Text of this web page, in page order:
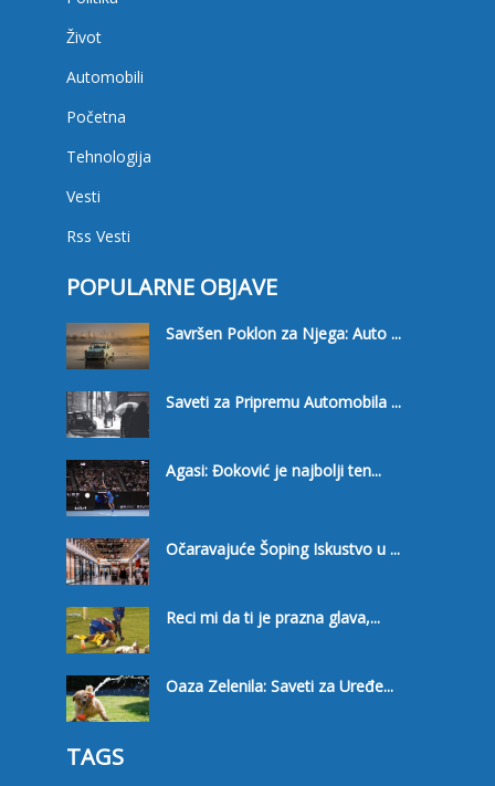
Život
Automobili
Početna
Tehnologija
Vesti
Rss Vesti
POPULARNE OBJAVE
Savršen Poklon za Njega: Auto ...
Saveti za Pripremu Automobila ...
Agasi: Đoković je najbolji ten...
Očaravajuće Šoping Iskustvo u ...
Reci mi da ti je prazna glava,...
Oaza Zelenila: Saveti za Uređe...
TAGS